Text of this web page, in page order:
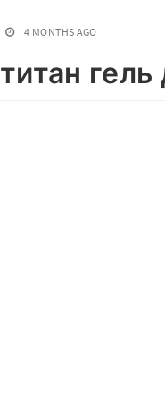
4 MONTHS AGO
титан